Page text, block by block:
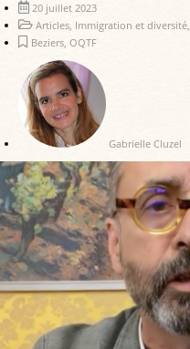
20 juillet 2023
Articles, Immigration et diversité,
Beziers, OQTF
Gabrielle Cluzel